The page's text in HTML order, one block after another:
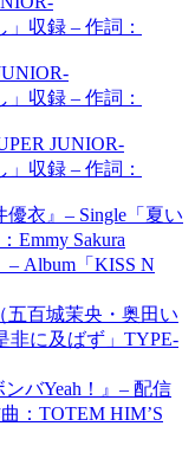
収録 – 作詞：
収録 – 作詞：
JUNIOR-
収録 – 作詞：
優衣』– Single「夏い
Emmy Sakura
– Album「KISS N
五百城茉央・奥田い
非に及ばず」TYPE-
バYeah！』– 配信
：TOTEM HIM’S